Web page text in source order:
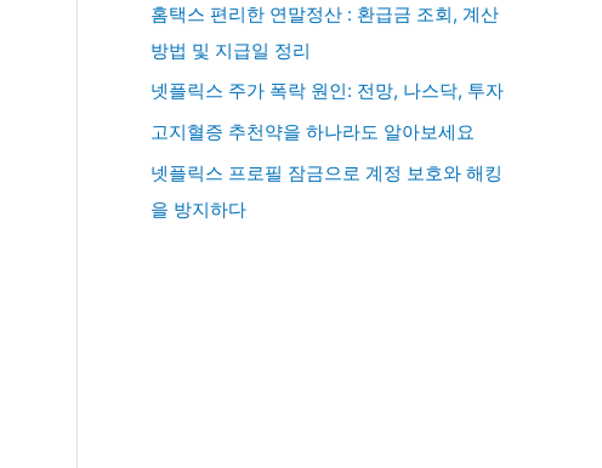
홈택스 편리한 연말정산 : 환급금 조회, 계산
방법 및 지급일 정리
넷플릭스 주가 폭락 원인: 전망, 나스닥, 투자
고지혈증 추천약을 하나라도 알아보세요
넷플릭스 프로필 잠금으로 계정 보호와 해킹
을 방지하다